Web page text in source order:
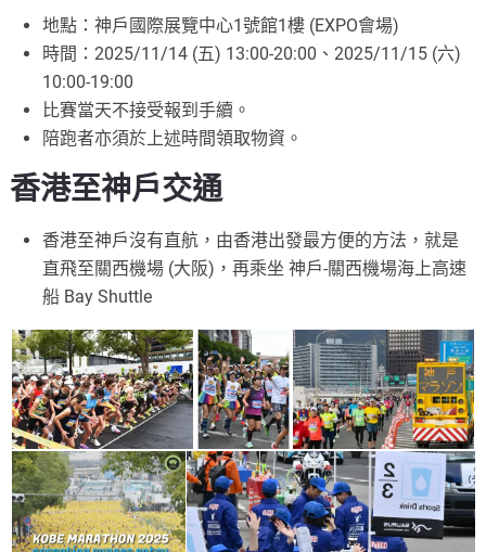
地點：神戶國際展覽中心1號館1樓 (EXPO會場)
時間：2025/11/14 (五) 13:00-20:00、2025/11/15 (六)
10:00-19:00
比賽當天不接受報到手續。
陪跑者亦須於上述時間領取物資。
香港至神戶交通
香港至神戶沒有直航，由香港出發最方便的方法，就是
直飛至關西機場 (大阪)，再乘坐 神戶-關西機場海上高速
船 Bay Shuttle